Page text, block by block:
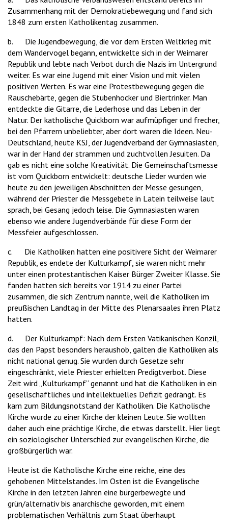
Zusammenhang mit der Demokratiebewegung und fand sich
1848 zum ersten Katholikentag zusammen.
b. Die Jugendbewegung, die vor dem Ersten Weltkrieg mit
dem Wandervogel begann, entwickelte sich in der Weimarer
Republik und lebte nach Verbot durch die Nazis im Untergrund
weiter. Es war eine Jugend mit einer Vision und mit vielen
positiven Werten. Es war eine Protestbewegung gegen die
Rauschebärte, gegen die Stubenhocker und Biertrinker. Man
entdeckte die Gitarre, die Lederhose und das Leben in der
Natur. Der katholische Quickborn war aufmüpfiger und frecher,
bei den Pfarrern unbeliebter, aber dort waren die Ideen. Neu-
Deutschland, heute KSJ, der Jugendverband der Gymnasiasten,
war in der Hand der strammen und zuchtvollen Jesuiten. Da
gab es nicht eine solche Kreativität. Die Gemeinschaftsmesse
ist vom Quickborn entwickelt: deutsche Lieder wurden wie
heute zu den jeweiligen Abschnitten der Messe gesungen,
während der Priester die Messgebete in Latein teilweise laut
sprach, bei Gesang jedoch leise. Die Gymnasiasten waren
ebenso wie andere Jugendverbände für diese Form der
Messfeier aufgeschlossen.
c. Die Katholiken hatten eine positivere Sicht der Weimarer
Republik, es endete der Kulturkampf, sie waren nicht mehr
unter einen protestantischen Kaiser Bürger Zweiter Klasse. Sie
fanden hatten sich bereits vor 1914 zu einer Partei
zusammen, die sich Zentrum nannte, weil die Katholiken im
preußischen Landtag in der Mitte des Plenarsaales ihren Platz
hatten.
d. Der Kulturkampf: Nach dem Ersten Vatikanischen Konzil,
das den Papst besonders heraushob, galten die Katholiken als
nicht national genug. Sie wurden durch Gesetze sehr
eingeschränkt, viele Priester erhielten Predigtverbot. Diese
Zeit wird „Kulturkampf“ genannt und hat die Katholiken in ein
gesellschaftliches und intellektuelles Defizit gedrängt. Es
kam zum Bildungsnotstand der Katholiken. Die Katholische
Kirche wurde zu einer Kirche der kleinen Leute. Sie wollten
daher auch eine prächtige Kirche, die etwas darstellt. Hier liegt
ein soziologischer Unterschied zur evangelischen Kirche, die
großbürgerlich war.
Heute ist die Katholische Kirche eine reiche, eine des
gehobenen Mittelstandes. Im Osten ist die Evangelische
Kirche in den letzten Jahren eine bürgerbewegte und
grün/alternativ bis anarchische geworden, mit einem
problematischen Verhältnis zum Staat überhaupt